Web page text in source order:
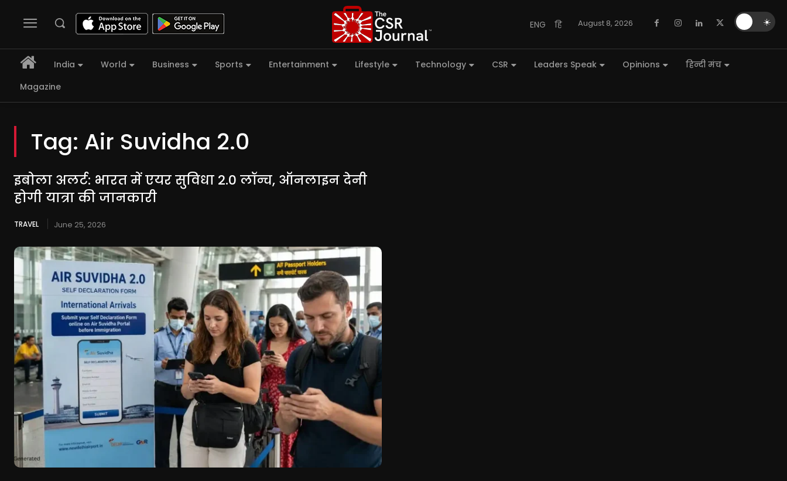
ENG हि August 8, 2026
India World Business Sports Entertainment Lifestyle Technology CSR Leaders Speak Opinions
हिन्दी मंच
Magazine
Tag: Air Suvidha 2.0
इबोला अलर्ट: भारत में एयर सुविधा 2.0 लॉन्च, ऑनलाइन देनी
होगी यात्रा की जानकारी
TRAVEL June 25, 2026
☀️